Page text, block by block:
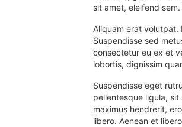
sit amet, eleifend
Aliquam erat volutpat.
Suspendisse sed
consectetur eu ex et
lobortis, dignissim
Suspendisse eget
pellentesque ligula,
maximus hendrerit,
libero. Aenean et